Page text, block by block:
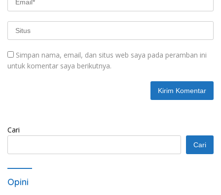
Simpan nama, email, dan situs web saya pada peramban ini
untuk komentar saya berikutnya.
Cari
Cari
Opini